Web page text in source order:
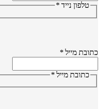
טלפון נייד*
מייל*
כתובת מייל*